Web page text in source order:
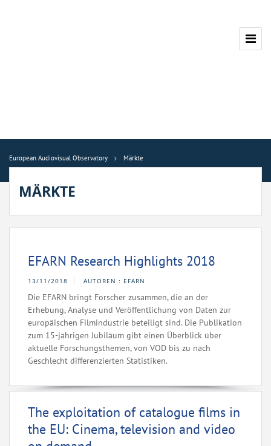
European Audiovisual Observatory Märkte
MÄRKTE
EFARN Research Highlights 2018
13/11/2018 AUTOREN : EFARN
Die EFARN bringt Forscher zusammen, die an der
Erhebung, Analyse und Veröffentlichung von Daten zur
europäischen Filmindustrie beteiligt sind. Die Publikation
zum 15-jährigen Jubiläum gibt einen Überblick über
aktuelle Forschungsthemen, von VOD bis zu nach
Geschlecht differenzierten Statistiken.
The exploitation of catalogue films in
the EU: Cinema, television and video